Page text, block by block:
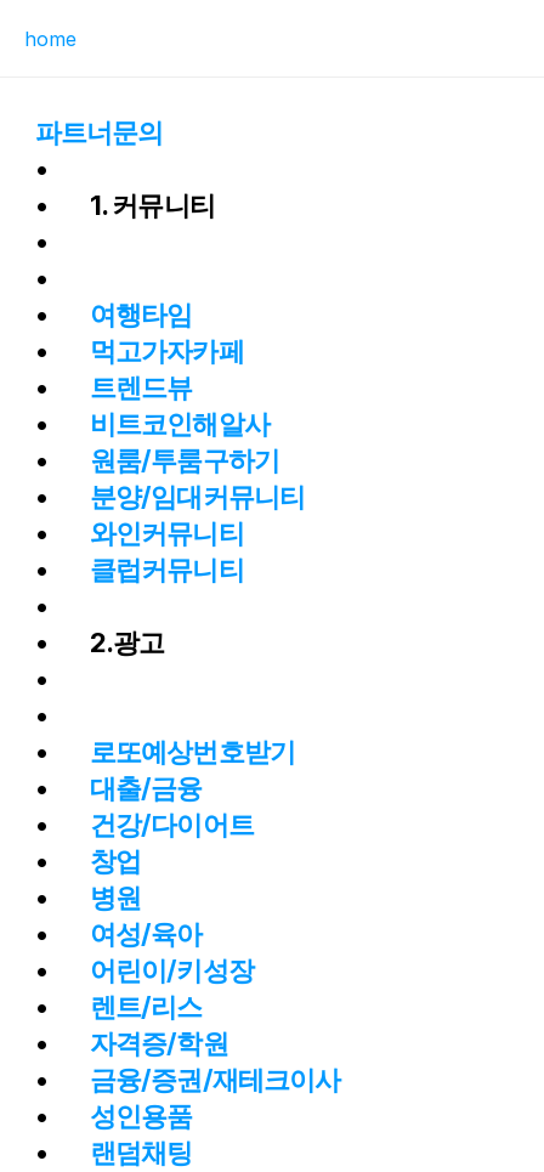
파트너문의
1. 커뮤니티
여행타임
먹고가자카페
트렌드뷰
비트코인해알사
원룸/투룸구하기
분양/임대커뮤니티
와인커뮤니티
클럽커뮤니티
2.광고
로또예상번호받기
대출/금융
건강/다이어트
창업
병원
여성/육아
어린이/키성장
렌트/리스
자격증/학원
금융/증권/재테크이사
성인용품
랜덤채팅
home